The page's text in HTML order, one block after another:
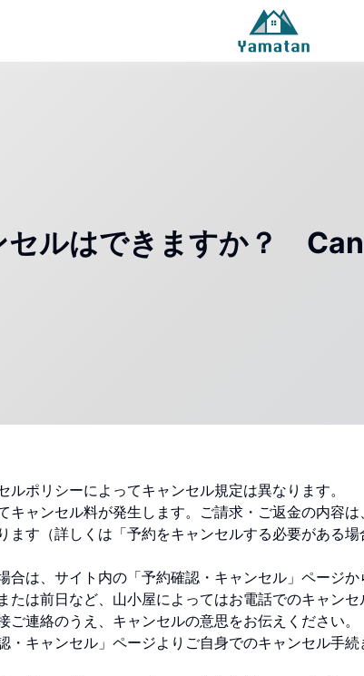
セルはできますか？
ルポリシーによってキャンセル規定は異なります。
キャンセル料が発生します。ご請求・ご返金の内容
ます（詳しくは「予約をキャンセルする必要がある
合は、サイト内の「予約確認・キャンセル」ページか
たは前日など、山小屋によってはお電話でのキャン
ご連絡のうえ、キャンセルの意思をお伝えください。
・キャンセル」ページよりご自身でのキャンセル手続